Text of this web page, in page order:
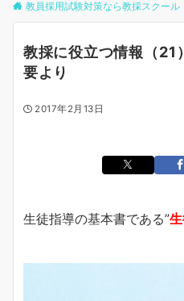
教員採用試験対策なら教採スクール
教採に役立つ情報（21
要より
2017年2月13日
生徒指導の基本書である”